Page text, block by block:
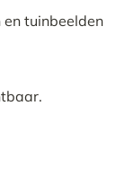
tuinbeelden